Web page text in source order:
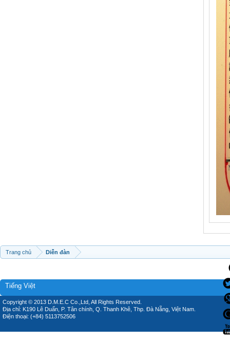
Trang chủ Diễn đàn
Tiếng Việt
Copyright © 2013 D.M.E.C Co.,Ltd, All Rights Reserved.
Địa chỉ: K190 Lê Duẩn, P. Tân chính, Q. Thanh Khê, Thp. Đà Nẵng, Việt Nam.
Điện thoại: (+84) 5113752506